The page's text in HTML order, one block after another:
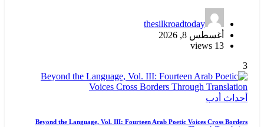
thesilkroadtoday
أغسطس 8, 2026
13 views
3
أحداث أدب
Beyond the Language, Vol. III: Fourteen Arab Poetic Voices Cross Borders